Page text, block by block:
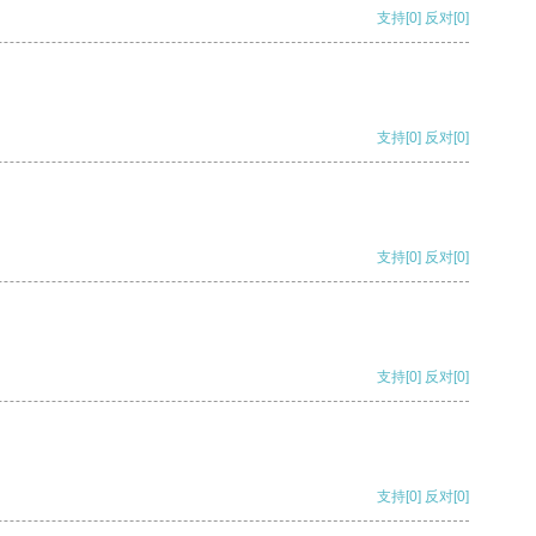
支持[0] 反对[0]
支持[0] 反对[0]
支持[0] 反对[0]
支持[0] 反对[0]
支持[0] 反对[0]